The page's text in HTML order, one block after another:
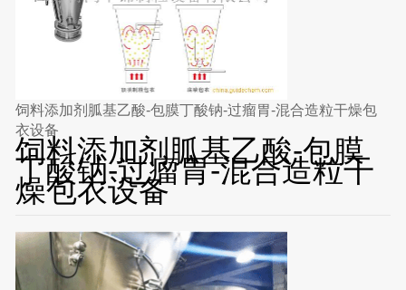
饲料添加剂胍基乙酸-包膜丁酸钠-过瘤胃-混合造粒干燥包
衣设备
饲料添加剂胍基乙酸-包膜
丁酸钠-过瘤胃-混合造粒干
燥包衣设备